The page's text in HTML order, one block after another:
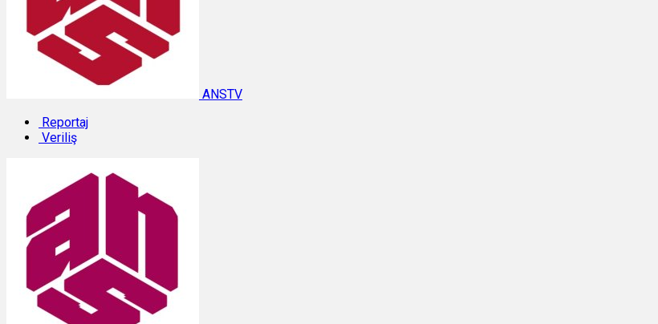
ANSTV
Reportaj
Veriliş